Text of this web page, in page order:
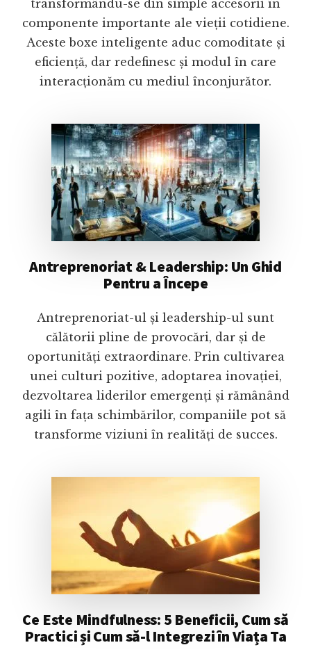
transformându-se din simple accesorii în
componente importante ale vieții cotidiene.
Aceste boxe inteligente aduc comoditate și
eficiență, dar redefinesc și modul în care
interacționăm cu mediul înconjurător.
Antreprenoriat & Leadership: Un Ghid
Pentru a Începe
Antreprenoriat-ul și leadership-ul sunt
călătorii pline de provocări, dar și de
oportunități extraordinare. Prin cultivarea
unei culturi pozitive, adoptarea inovației,
dezvoltarea liderilor emergenți și rămânând
agili în fața schimbărilor, companiile pot să
transforme viziuni în realități de succes.
Ce Este Mindfulness: 5 Beneficii, Cum să
Practici și Cum să-l Integrezi în Viața Ta